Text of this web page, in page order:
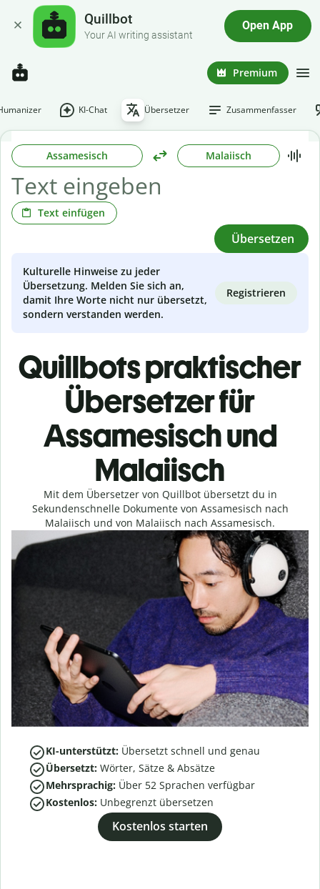
Quillbot
Your AI writing assistant
Open App
Premium
KI-Chat Übersetzer Zusammenfasser
Assamesisch Malaiisch
Text einfügen
Übersetzen
Kulturelle Hinweise zu jeder
Übersetzung. Melden Sie sich an,
damit Ihre Worte nicht nur übersetzt,
sondern verstanden werden.
Registrieren
Quillbots praktischer
Übersetzer für
Assamesisch und
Malaiisch
Mit dem Übersetzer von Quillbot übersetzt du in
Sekundenschnelle Dokumente von Assamesisch nach
Malaiisch und von Malaiisch nach Assamesisch.
KI-unterstützt: Übersetzt schnell und genau
Übersetzt: Wörter, Sätze & Absätze
Mehrsprachig: Über 52 Sprachen verfügbar
Kostenlos: Unbegrenzt übersetzen
Kostenlos starten